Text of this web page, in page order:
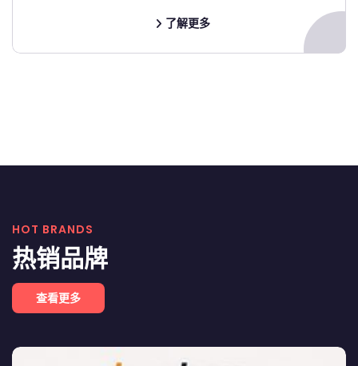
了解更多
HOT BRANDS
热销品牌
查看更多